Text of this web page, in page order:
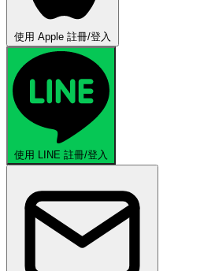
使用 Apple 註冊/登入
使用 LINE 註冊/登入